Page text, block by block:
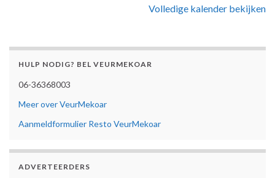
Volledige kalender bekijken
HULP NODIG? BEL VEURMEKOAR
06-36368003
Meer over VeurMekoar
Aanmeldformulier Resto VeurMekoar
ADVERTEERDERS